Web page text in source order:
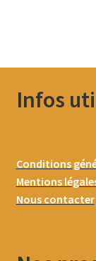
Infos
Conditions
Mentions
Nous contacter